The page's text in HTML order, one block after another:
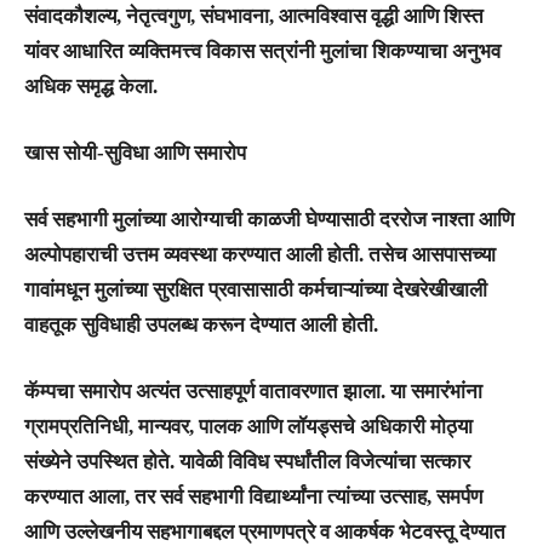
संवादकौशल्य, नेतृत्वगुण, संघभावना, आत्मविश्वास वृद्धी आणि शिस्त
यांवर आधारित व्यक्तिमत्त्व विकास सत्रांनी मुलांचा शिकण्याचा अनुभव
अधिक समृद्ध केला.
खास सोयी-सुविधा आणि समारोप
सर्व सहभागी मुलांच्या आरोग्याची काळजी घेण्यासाठी दररोज नाश्ता आणि
अल्पोपहाराची उत्तम व्यवस्था करण्यात आली होती. तसेच आसपासच्या
गावांमधून मुलांच्या सुरक्षित प्रवासासाठी कर्मचाऱ्यांच्या देखरेखीखाली
वाहतूक सुविधाही उपलब्ध करून देण्यात आली होती.
​कॅम्पचा समारोप अत्यंत उत्साहपूर्ण वातावरणात झाला. या समारंभांना
ग्रामप्रतिनिधी, मान्यवर, पालक आणि लॉयड्सचे अधिकारी मोठ्या
संख्येने उपस्थित होते. यावेळी विविध स्पर्धांतील विजेत्यांचा सत्कार
करण्यात आला, तर सर्व सहभागी विद्यार्थ्यांना त्यांच्या उत्साह, समर्पण
आणि उल्लेखनीय सहभागाबद्दल प्रमाणपत्रे व आकर्षक भेटवस्तू देण्यात